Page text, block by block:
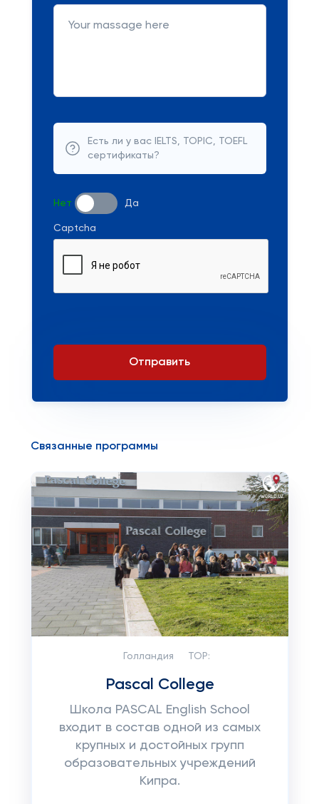
Есть ли у вас IELTS, TOPIC, TOEFL
сертификаты?
Нет Да
Captcha
Отправить
Связанные программы
Голландия TOP:
Pascal College
Школа PASCAL English School
входит в состав одной из самых
крупных и достойных групп
образовательных учреждений
Кипра.